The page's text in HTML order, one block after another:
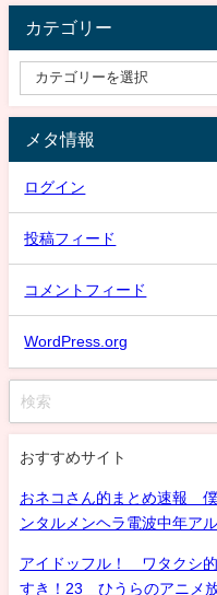
カテゴリー
メタ情報
ログイン
投稿フィード
コメントフィード
WordPress.org
おすすめサイト
おネコさん的まとめ速報
ンタルメンヘラ電波中年ア
アイドッフル！ ワタクシ
すき！23 ひうらのアニメ